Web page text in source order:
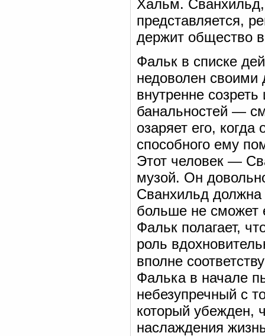
Хальм. Сванхильд,
представляется,
держит общество
Фальк в списке
недоволен
внутренне
банальностей —
озаряет его,
способного ему
Этот человек —
музой. Он
Сванхильд должна
больше не сможет
Фальк полагает,
роль
вполне
Фалька в начале
небезупречный с
который убежден,
наслаждения